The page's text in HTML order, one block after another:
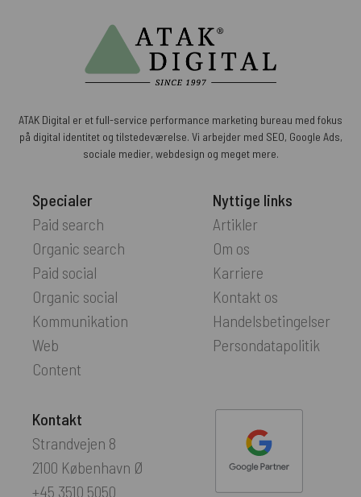
ATAK Digital er et full-service performance marketing bureau med fokus
på digital identitet og tilstedeværelse. Vi arbejder med SEO, Google Ads,
sociale medier, webdesign og meget mere.
Kontakt
Strandvejen 8
2100 København Ø
+45 3510 5050
Specialer
Paid search
Organic search
Paid social
Organic social
Kommunikation
Web
Content
Nyttige links
Artikler
Om os
Karriere
Kontakt os
Handelsbetingelser
Persondatapolitik